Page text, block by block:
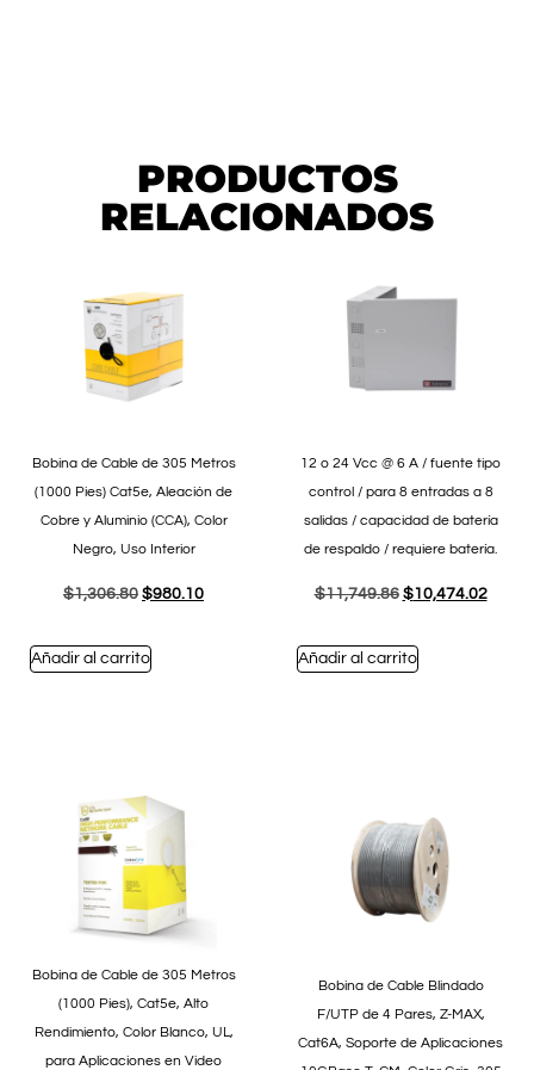
PRODUCTOS
RELACIONADOS
Bobina de Cable de 305 Metros
(1000 Pies) Cat5e, Aleación de
Cobre y Aluminio (CCA), Color
Negro, Uso Interior
$1,306.80 $980.10
Añadir al carrito
12 o 24 Vcc @ 6 A / fuente tipo
control / para 8 entradas a 8
salidas / capacidad de batería
de respaldo / requiere batería.
$11,749.86 $10,474.02
Añadir al carrito
Bobina de Cable de 305 Metros
(1000 Pies), Cat5e, Alto
Rendimiento, Color Blanco, UL,
para Aplicaciones en Video
Bobina de Cable Blindado
F/UTP de 4 Pares, Z-MAX,
Cat6A, Soporte de Aplicaciones